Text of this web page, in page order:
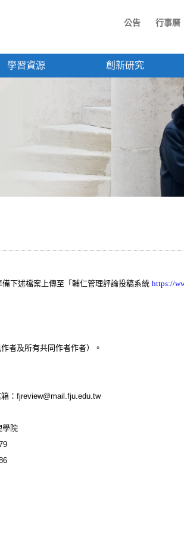
公告 行事曆
學習資源 創新研究
備下述檔案上傳至「輔仁管理評論投稿系統https://
者及所有共同作者作者）。
：fjreview@mail.fju.edu.tw
學院